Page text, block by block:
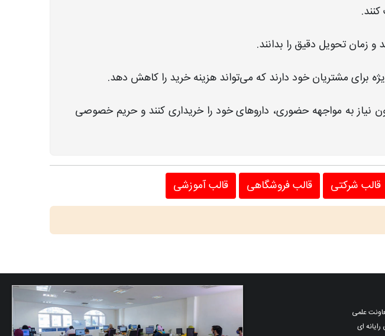
زمان تحویل دقیق را بدانند.
برای مشتریان خود دارند که می‌تواند هزینه خرید را کاهش دهد.
نیاز به مواجهه حضوری، داروهای خود را خریداری کنند و حریم خصوصی
قالب شرکتی قالب فروشگاهی قالب آموزشی
علمی
ای